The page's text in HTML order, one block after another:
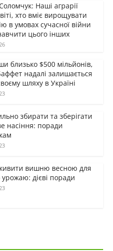
Наші аграрії
хто вміє вирощувати
в умовах сучасної війни
цього інших
близько $500 мільйонів,
надалі залишається
шляху в Україні
збирати та зберігати
насіння: поради
вишню весною для
дієві поради